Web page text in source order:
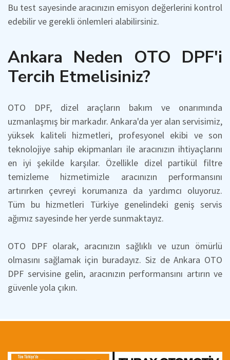
Bu test sayesinde aracınızın emisyon değerlerini kontrol
edebilir ve gerekli önlemleri alabilirsiniz.
Ankara Neden OTO DPF'i
Tercih Etmelisiniz?
OTO DPF, dizel araçların bakım ve onarımında
uzmanlaşmış bir markadır. Ankara'da yer alan servisimiz,
yüksek kaliteli hizmetleri, profesyonel ekibi ve son
teknolojiye sahip ekipmanları ile aracınızın ihtiyaçlarını
en iyi şekilde karşılar. Özellikle dizel partikül filtre
temizleme hizmetimizle aracınızın performansını
artırırken çevreyi korumanıza da yardımcı oluyoruz.
Tüm bu hizmetleri Türkiye genelindeki geniş servis
ağımız sayesinde her yerde sunmaktayız.
OTO DPF olarak, aracınızın sağlıklı ve uzun ömürlü
olmasını sağlamak için buradayız. Siz de Ankara OTO
DPF servisine gelin, aracınızın performansını artırın ve
güvenle yola çıkın.